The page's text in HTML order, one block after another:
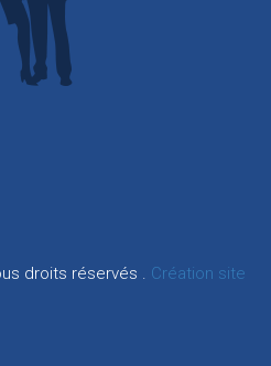
droits réservés . Création site